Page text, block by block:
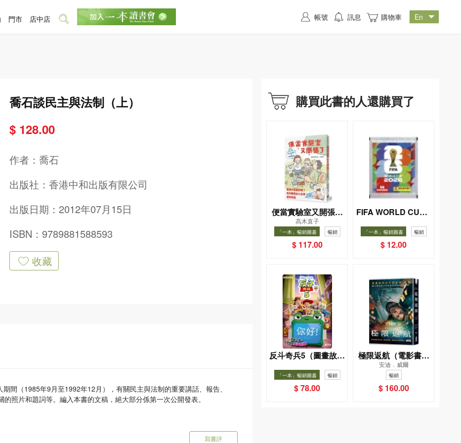
喬石談民主與法制（上）
$ 128.00
作者： 喬石
出版社： 香港中和出版有限公司
出版日期：2012年07月15日
ISBN：9789881588593
收藏
間（1985年9月至1992年12月），有關民主與法制的重要講話、報告、
照片和題詞等。編入本書的文稿，絕大部分係第一次公開發表。
寫書評
購買此書的人還購買了
便當實驗室又開張了
——日日和特別日的
菜單挑戰記
高木直子
「一本」暢銷圖書 暢銷
$ 117.00
FIFA WORLD CUP 2
貼紙包）
「一本」暢銷圖書 暢銷
$ 12.00
反斗奇兵5（圖畫故事
版）
「一本」暢銷圖書 暢銷
$ 78.00
極限返航（電影書衣
典藏版）（獨家收錄
作者訪談）
安迪．威爾
暢銷
$ 160.00
門市 店中店 帳號 訊息 購物車